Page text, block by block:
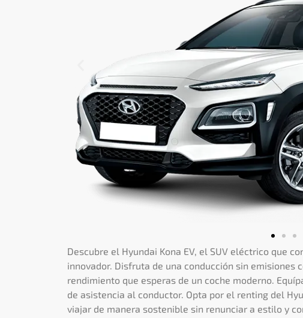
Descubre el Hyundai Kona EV, el SUV eléctrico que
innovador. Disfruta de una conducción sin emisiones
rendimiento que esperas de un coche moderno.
de asistencia al conductor. Opta por el renting del
viajar de manera sostenible sin renunciar a estilo y